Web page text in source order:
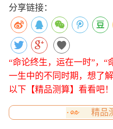
分享链接：
“命论终生，运在一时”，“
一生中的不同时期，想了
以下【精品测算】看看吧！
精品